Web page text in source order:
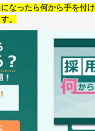
なったら何から手を付
。